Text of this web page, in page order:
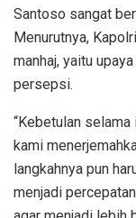
Santoso sangat
Menurutnya,
manhaj, yaitu
persepsi.
“Kebetulan
kami
langkahnya pun
menjadi